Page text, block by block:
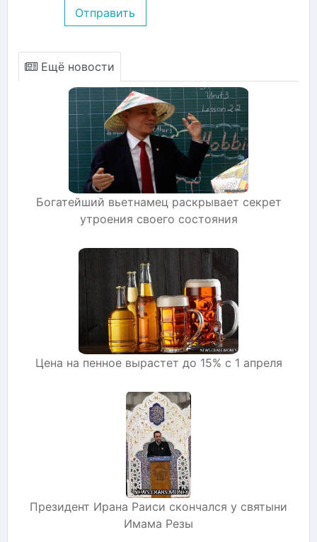
Отправить
Ещё новости
Богатейший вьетнамец раскрывает секрет
утроения своего состояния
Цена на пенное вырастет до 15% с 1 апреля
Президент Ирана Раиси скончался у святыни
Имама Резы